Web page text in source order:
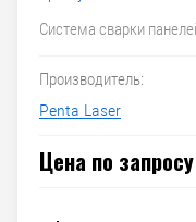
Система сварки
Производитель:
Penta Laser
Цена по запросу